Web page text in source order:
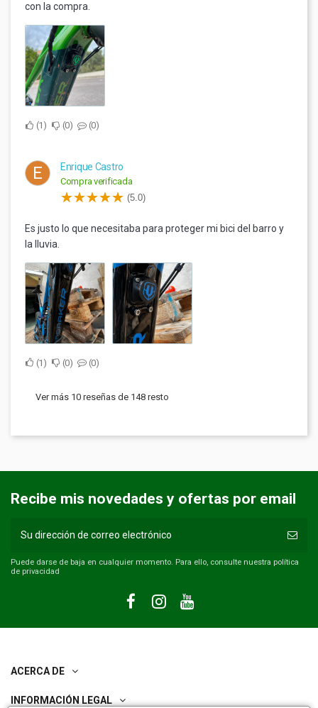
con la compra.
1 0 0
E Enrique Castro
Compra verificada
(5.0)
Es justo lo que necesitaba para proteger mi bici del barro y
la lluvia.
1 0 0
Ver más 10 reseñas de 148 resto
Recibe mis novedades y ofertas por email
Puede darse de baja en cualquier momento. Para ello, consulte nuestra política
de privacidad
ACERCA DE
INFORMACIÓN LEGAL